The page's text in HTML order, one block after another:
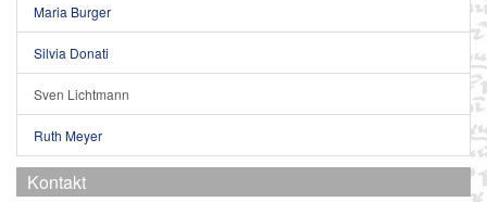
Publikationen
Albertus Magnus ▼
Links
Maria Burger
Silvia Donati
Sven Lichtmann
Ruth Meyer
Kontakt